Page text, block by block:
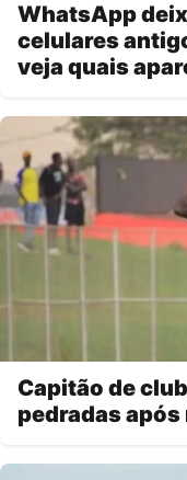
WhatsApp
celulares
veja quais
Capitão de
pedradas